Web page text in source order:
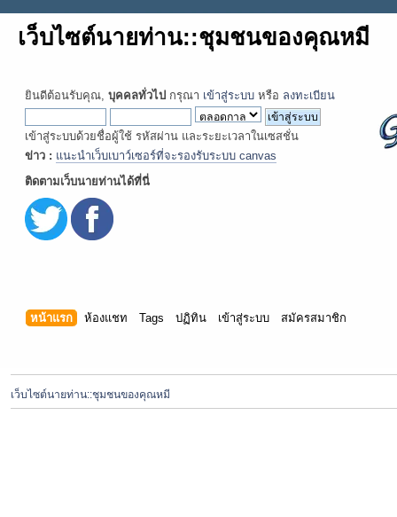
เว็บไซต์นายท่าน::ชุมชนของคุณหมี
ยินดีต้อนรับคุณ, บุคคลทั่วไป กรุณา เข้าสู่ระบบ หรือ ลงทะเบียน
เข้าสู่ระบบด้วยชื่อผู้ใช้ รหัสผ่าน และระยะเวลาในเซสชั่น
ข่าว : แนะนำเว็บเบาว์เซอร์ที่จะรองรับระบบ canvas
ติดตามเว็บนายท่านได้ที่นี่
หน้าแรก ห้องแชท Tags ปฏิทิน เข้าสู่ระบบ สมัครสมาชิก
เว็บไซต์นายท่าน::ชุมชนของคุณหมี